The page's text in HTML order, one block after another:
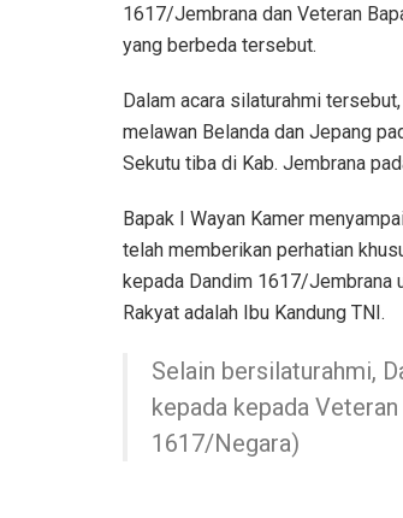
1617/Jembrana dan Veteran
yang berbeda tersebut.
Dalam acara silaturahmi
melawan Belanda dan Jepang
Sekutu tiba di Kab. Jembrana
Bapak I Wayan Kamer
telah memberikan perhatian
kepada Dandim 1617/Jembrana
Rakyat adalah Ibu Kandung TNI.
Selain bersilaturahmi,
kepada kepada
1617/Negara)